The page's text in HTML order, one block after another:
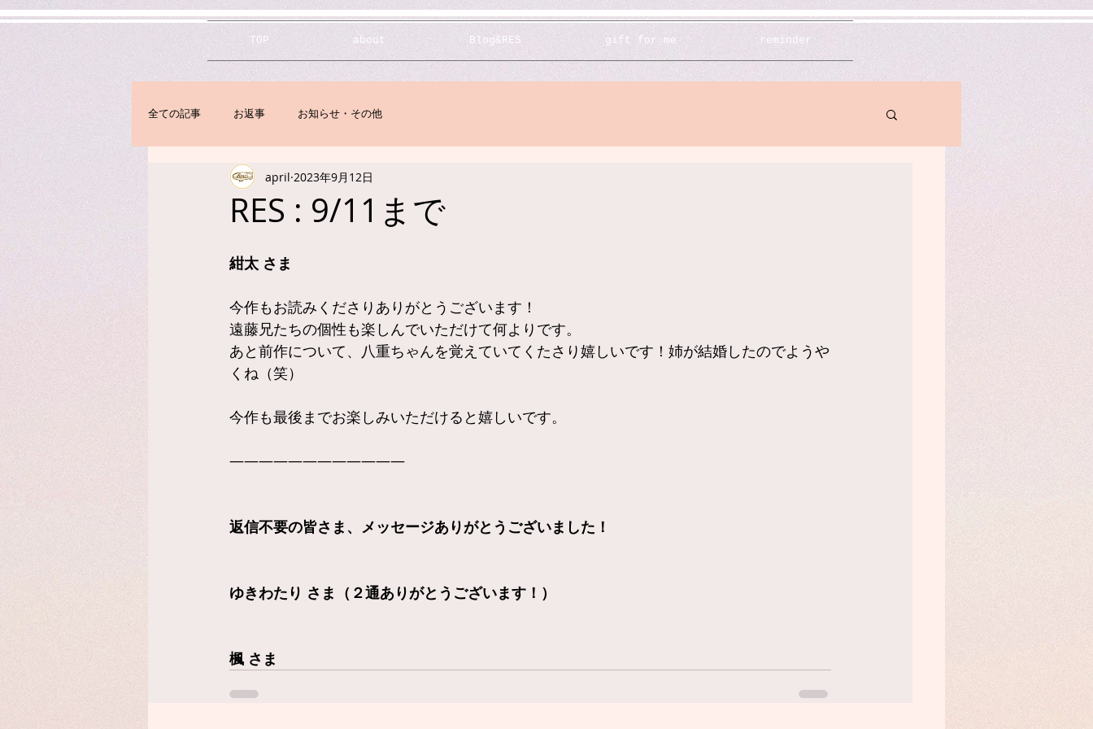
TOP about Blog&RES gift for me reminder
全ての記事 お返事 お知らせ・その他
RES : 9/11まで
april 2023年9月12日
紺太 さま
今作もお読みくださりありがとうございます！
遠藤兄たちの個性も楽しんでいただけて何よりです。
あと前作について、八重ちゃんを覚えていてくたさり嬉しいです！姉が結婚したのでようや
くね（笑）
今作も最後までお楽しみいただけると嬉しいです。
————————————
返信不要の皆さま、メッセージありがとうございました！
ゆきわたり さま（２通ありがとうございます！）
楓 さま